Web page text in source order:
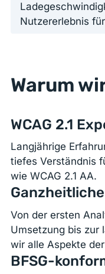
Nutzererlebnis
Warum
WCAG 2.1
Langjährige
tiefes Verständnis
wie WCAG 2.1 AA.
Von der ersten
Umsetzung bis zur
wir alle Aspekte
BFSG-